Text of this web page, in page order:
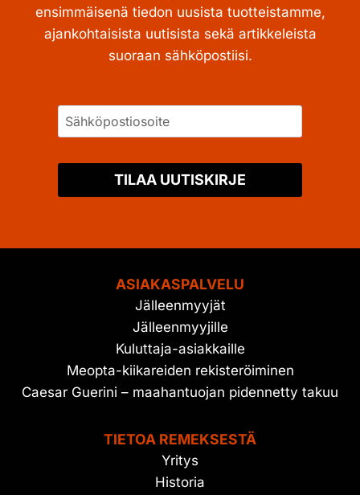
ensimmäisenä tiedon uusista tuotteistamme,
ajankohtaisista uutisista sekä artikkeleista
suoraan sähköpostiisi.
TILAA UUTISKIRJE
ASIAKASPALVELU
Jälleenmyyjät
Jälleenmyyjille
Kuluttaja-asiakkaille
Meopta-kiikareiden rekisteröiminen
Caesar Guerini – maahantuojan pidennetty takuu
TIETOA REMEKSESTÄ
Yritys
Historia